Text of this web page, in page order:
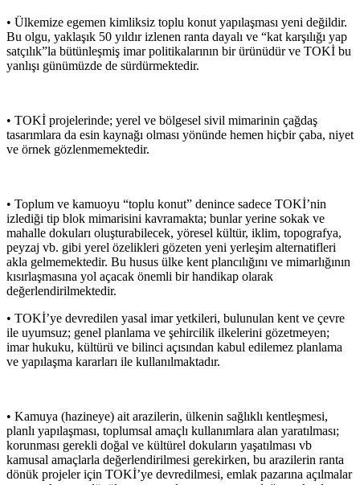
• Ülkemize egemen kimliksiz toplu konut yapılaşması yeni değildir.
Bu olgu, yaklaşık 50 yıldır izlenen ranta dayalı ve “kat karşılığı yap
satçılık”la bütünleşmiş imar politikalarının bir ürünüdür ve TOKİ bu
yanlışı günümüzde de sürdürmektedir.
• TOKİ projelerinde; yerel ve bölgesel sivil mimarinin çağdaş
tasarımlara da esin kaynağı olması yönünde hemen hiçbir çaba, niyet
ve örnek gözlenmemektedir.
• Toplum ve kamuoyu “toplu konut” denince sadece TOKİ’nin
izlediği tip blok mimarisini kavramakta; bunlar yerine sokak ve
mahalle dokuları oluşturabilecek, yöresel kültür, iklim, topografya,
peyzaj vb. gibi yerel özelikleri gözeten yeni yerleşim alternatifleri
akla gelmemektedir. Bu husus ülke kent plancılığını ve mimarlığının
kısırlaşmasına yol açacak önemli bir handikap olarak
değerlendirilmektedir.
• TOKİ’ye devredilen yasal imar yetkileri, bulunulan kent ve çevre
ile uyumsuz; genel planlama ve şehircilik ilkelerini gözetmeyen;
imar hukuku, kültürü ve bilinci açısından kabul edilemez planlama
ve yapılaşma kararları ile kullanılmaktadır.
• Kamuya (hazineye) ait arazilerin, ülkenin sağlıklı kentleşmesi,
planlı yapılaşması, toplumsal amaçlı kullanımlara alan yaratılması;
korunması gerekli doğal ve kültürel dokuların yaşatılması vb
kamusal amaçlarla değerlendirilmesi gerekirken, bu arazilerin ranta
dönük projeler için TOKİ’ye devredilmesi, emlak pazarına açılmalar